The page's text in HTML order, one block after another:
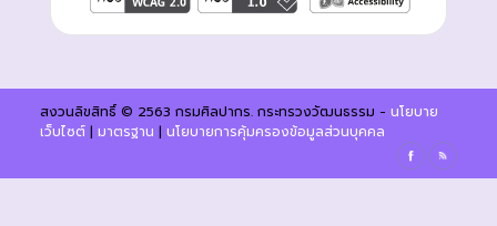
สงวนลิขสิทธิ์ © 2563 กรมศิลปากร. กระทรวงวัฒนธรรม - นโยบาย
เว็บไซต์| มาตรฐาน | นโยบายการคุ้มครองข้อมูลส่วนบุคคล